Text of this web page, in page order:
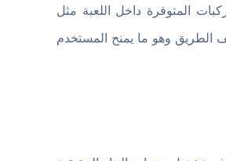
المتوفرة داخل اللعبة مثل
الطريق وهو ما يمنح المستخدم